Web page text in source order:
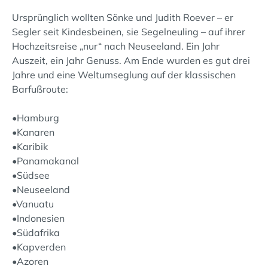
Ursprünglich wollten Sönke und Judith Roever – er
Segler seit Kindesbeinen, sie Segelneuling – auf ihrer
Hochzeitsreise „nur“ nach Neuseeland. Ein Jahr
Auszeit, ein Jahr Genuss. Am Ende wurden es gut drei
Jahre und eine Weltumseglung auf der klassischen
Barfußroute:
•Hamburg
•Kanaren
•Karibik
•Panamakanal
•Südsee
•Neuseeland
•Vanuatu
•Indonesien
•Südafrika
•Kapverden
•Azoren